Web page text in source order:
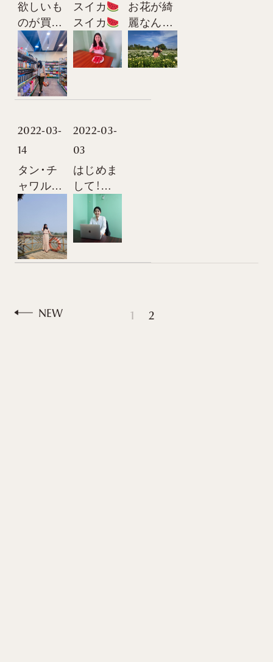
欲しいも
のが買う
ときが一
番幸せ
スイカ
スイカ
スイカ
お花が綺
麗なんで
す
2022-03-
14
タン・チ
ャワル・
フィッシ
ートにお
出かけ
2022-03-
03
はじめま
して！ゾ
ーです。
NEW 1 2